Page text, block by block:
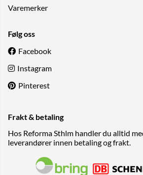
Varemerker
Følg oss
Facebook
Instagram
Pinterest
Frakt & betaling
Hos Reforma Sthlm handler du alltid
leverandører innen betaling og frakt.